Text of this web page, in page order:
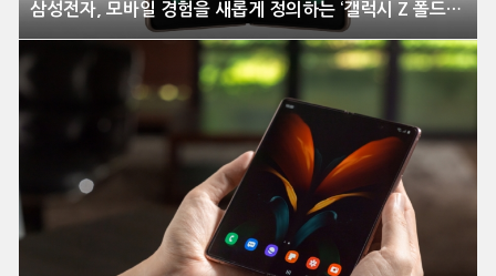
삼성전자, 모바일 경험을 새롭게 정의하는 ‘갤럭시 Z 폴드2’ 전격 공개